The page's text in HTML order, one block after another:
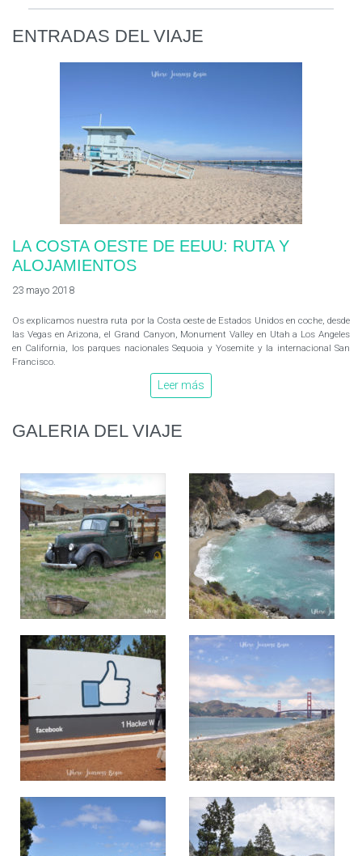
ENTRADAS DEL VIAJE
LA COSTA OESTE DE EEUU: RUTA Y
ALOJAMIENTOS
23 mayo 2018
Os explicamos nuestra ruta por la Costa oeste de Estados Unidos en coche, desde
las Vegas en Arizona, el Grand Canyon, Monument Valley en Utah a Los Angeles
en California, los parques nacionales Sequoia y Yosemite y la internacional San
Francisco.
Leer más
GALERIA DEL VIAJE